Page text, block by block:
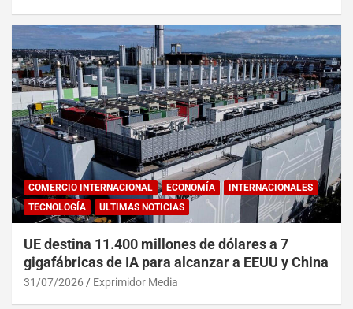
COMERCIO INTERNACIONAL ECONOMÍA
INTERNACIONALES
TECNOLOGÍA
ULTIMAS NOTICIAS
UE destina 11.400 millones de dólares a 7
gigafábricas de IA para alcanzar a EEUU y China
31/07/2026 Exprimidor Media